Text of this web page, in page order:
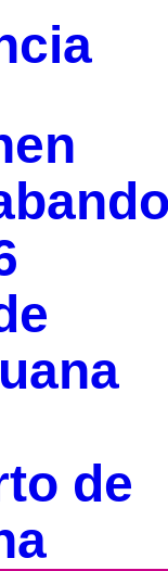
de